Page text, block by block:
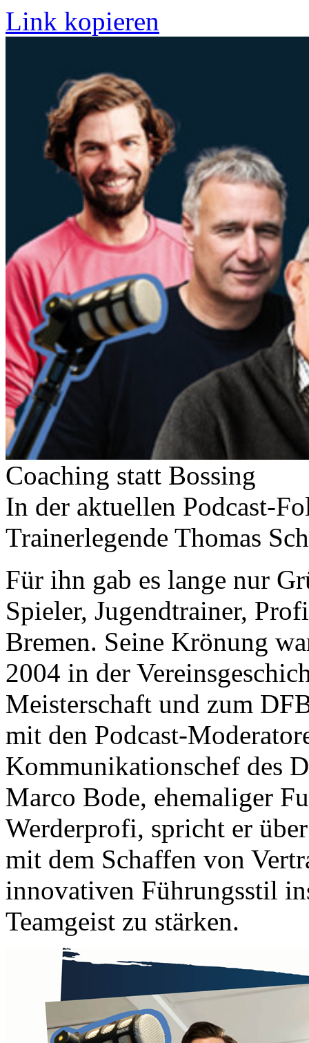
Link kopieren
Coaching statt Bossing
In der aktuellen Podcast-
Trainerlegende Thomas
Für ihn gab es lange nur
Spieler, Jugendtrainer,
Bremen. Seine Krönung
2004 in der
Meisterschaft und zum
mit den Podcast-
Kommunikationschef des
Marco Bode, ehemaliger
Werderprofi, spricht er
mit dem Schaffen von
innovativen Führungsstil
Teamgeist zu stärken.